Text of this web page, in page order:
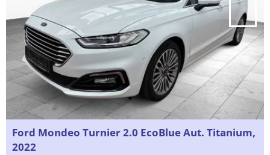
Ford Mondeo Turnier 2.0 EcoBlue Aut. Titanium,
2022